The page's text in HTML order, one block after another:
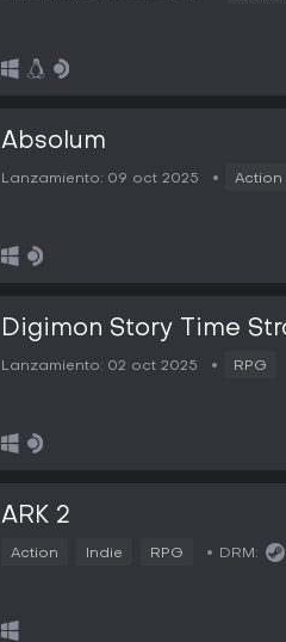
Absolum
Lanzamiento: 09 oct 2025 Action
Digimon Story Time
Lanzamiento: 02 oct 2025 RPG
ARK 2
Action Indie RPG DRM: